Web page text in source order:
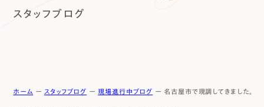
施工事例
スタッフブログ
ホーム ー スタッフブログ ー 現場進行中ブログ ー 名古屋市で現調してきました。